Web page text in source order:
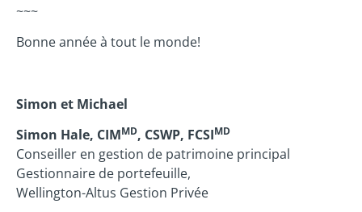
~~~
Bonne année à tout le monde!
Simon et Michael
Simon Hale, CIMMD, CSWP, FCSIMD
Conseiller en gestion de patrimoine principal
Gestionnaire de portefeuille,
Wellington-Altus Gestion Privée